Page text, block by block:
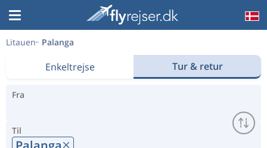
Litauen Palanga
Enkeltrejse Tur & retur
Fra
Til